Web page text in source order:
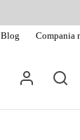
Blog Compania